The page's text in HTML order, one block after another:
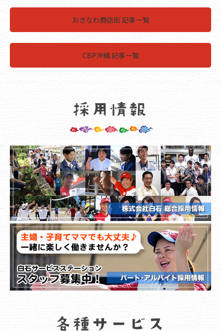
おきなわ商店街 記事一覧
CBP沖縄 記事一覧